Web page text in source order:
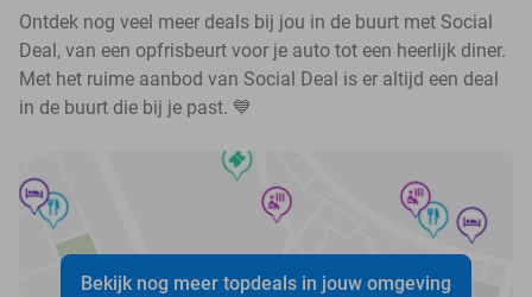
Ontdek nog veel meer deals bij jou in de buurt met Social
Deal, van een opfrisbeurt voor je auto tot een heerlijk diner.
Met het ruime aanbod van Social Deal is er altijd een deal
in de buurt die bij je past. 💙
Bekijk nog meer topdeals in jouw omgeving